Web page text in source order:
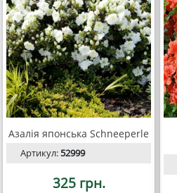
Азалія японська Schneeperle
Артикул:52999
325 грн.